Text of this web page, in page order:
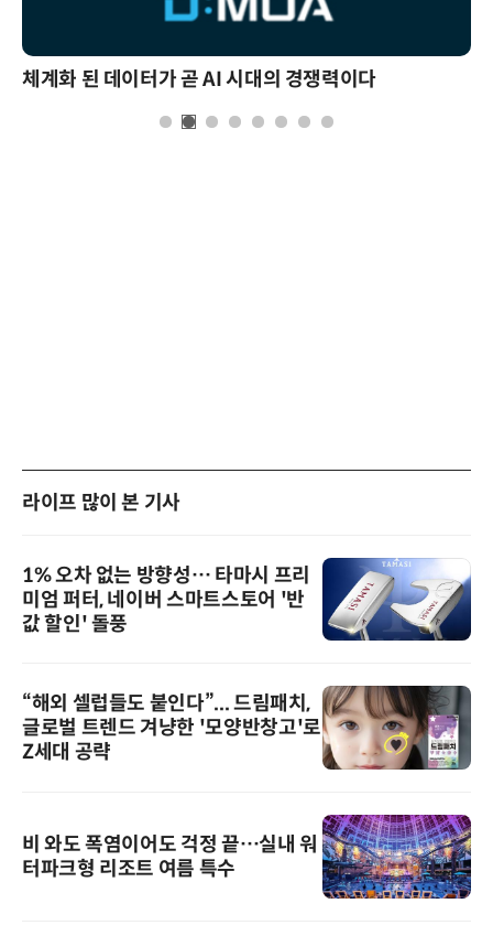
체계화 된 데이터가 곧 AI 시대의 경쟁력이다
라이프 많이 본 기사
1% 오차 없는 방향성… 타마시 프리
미엄 퍼터, 네이버 스마트스토어 '반
값 할인' 돌풍
“해외 셀럽들도 붙인다”... 드림패치,
글로벌 트렌드 겨냥한 '모양반창고'로
Z세대 공략
비 와도 폭염이어도 걱정 끝…실내 워
터파크형 리조트 여름 특수